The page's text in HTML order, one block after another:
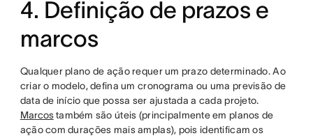
4. Definição de prazos e
marcos
Qualquer plano de ação requer um prazo determinado. Ao
criar o modelo, defina um cronograma ou uma previsão de
data de início que possa ser ajustada a cada projeto.
Marcostambém são úteis (principalmente em planos de
ação com durações mais amplas), pois identificam os